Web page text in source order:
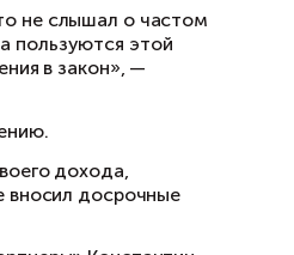
защитить свои
на статью 809 ГК РФ.